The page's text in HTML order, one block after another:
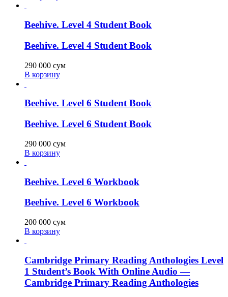
Beehive. Level 4 Student Book
Beehive. Level 4 Student Book
290 000 сум
В корзину
Beehive. Level 6 Student Book
Beehive. Level 6 Student Book
290 000 сум
В корзину
Beehive. Level 6 Workbook
Beehive. Level 6 Workbook
200 000 сум
В корзину
Cambridge Primary Reading Anthologies Level
1 Student’s Book With Online Audio —
Cambridge Primary Reading Anthologies